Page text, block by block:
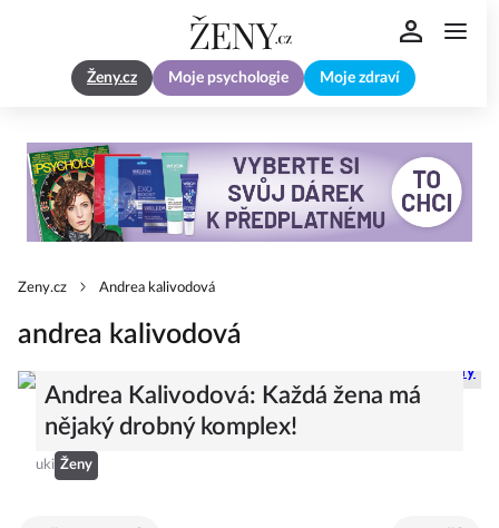
Ženy.cz Moje psychologie Moje zdraví
Zeny.cz Andrea kalivodová
andrea kalivodová
Andrea Kalivodová: Každá žena má
nějaký drobný komplex!
uki Ženy